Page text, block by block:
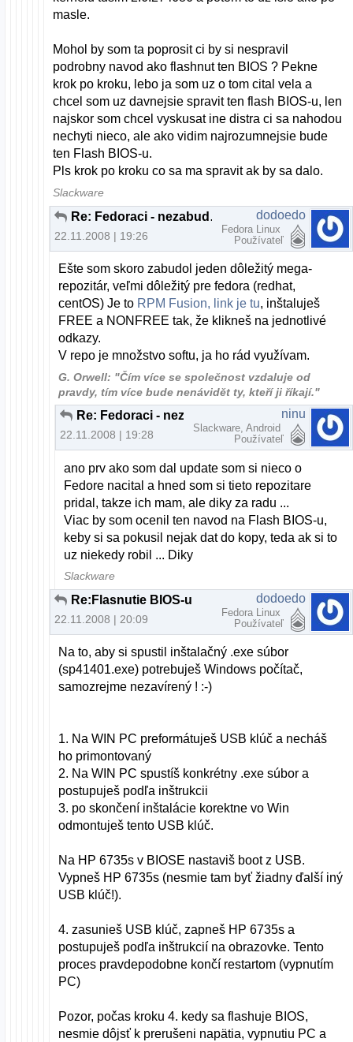
masle.
Mohol by som ta poprosit ci by si nespravil
podrobny navod ako flashnut ten BIOS ? Pekne
krok po kroku, lebo ja som uz o tom cital vela a
chcel som uz davnejsie spravit ten flash BIOS-u, len
najskor som chcel vyskusat ine distra ci sa nahodou
nechyti nieco, ale ako vidim najrozumnejsie bude
ten Flash BIOS-u.
Pls krok po kroku co sa ma spravit ak by sa dalo.
Slackware
Re: Fedoraci - nezabudnite na repozitár RPM Fusion
22.11.2008 | 19:26
dodoedo
Fedora Linux
Používateľ
Ešte som skoro zabudol jeden dôležitý mega-
repozitár, veľmi dôležitý pre fedora (redhat,
centOS) Je to RPM Fusion, link je tu, inštaluješ
FREE a NONFREE tak, že klikneš na jednotlivé
odkazy.
V repo je množstvo softu, ja ho rád využívam.
G. Orwell: "Čím více se společnost vzdaluje od
pravdy, tím více bude nenávidět ty, kteří ji říkají."
22.11.2008 | 19:28
ninu
Slackware, Android
Používateľ
ano prv ako som dal update som si nieco o
Fedore nacital a hned som si tieto repozitare
pridal, takze ich mam, ale diky za radu ...
Viac by som ocenil ten navod na Flash BIOS-u,
keby si sa pokusil nejak dat do kopy, teda ak si to
uz niekedy robil ... Diky
Slackware
Re:Flasnutie BIOS-u
22.11.2008 | 20:09
dodoedo
Fedora Linux
Používateľ
Na to, aby si spustil inštalačný .exe súbor
(sp41401.exe) potrebuješ Windows počítač,
samozrejme nezavírený ! :-)
1. Na WIN PC preformátuješ USB klúč a necháš
ho primontovaný
2. Na WIN PC spustíš konkrétny .exe súbor a
postupuješ podľa inštrukcii
3. po skončení inštalácie korektne vo Win
odmontuješ tento USB klúč.
Na HP 6735s v BIOSE nastaviš boot z USB.
Vypneš HP 6735s (nesmie tam byť žiadny ďalší iný
USB klúč!).
4. zasunieš USB klúč, zapneš HP 6735s a
postupuješ podľa inštrukcií na obrazovke. Tento
proces pravdepodobne končí restartom (vypnutím
PC)
Pozor, počas kroku 4. kedy sa flashuje BIOS,
nesmie dôjsť k prerušeni napätia, vypnutiu PC a